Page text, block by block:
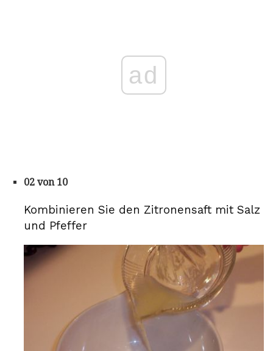
ad
02 von 10
Kombinieren Sie den Zitronensaft mit Salz
und Pfeffer